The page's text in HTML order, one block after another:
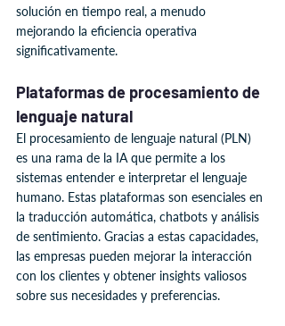
solución en tiempo real, a menudo
mejorando la eficiencia operativa
significativamente.
Plataformas de procesamiento de
lenguaje natural
El procesamiento de lenguaje natural (PLN)
es una rama de la IA que permite a los
sistemas entender e interpretar el lenguaje
humano. Estas plataformas son esenciales en
la traducción automática, chatbots y análisis
de sentimiento. Gracias a estas capacidades,
las empresas pueden mejorar la interacción
con los clientes y obtener insights valiosos
sobre sus necesidades y preferencias.